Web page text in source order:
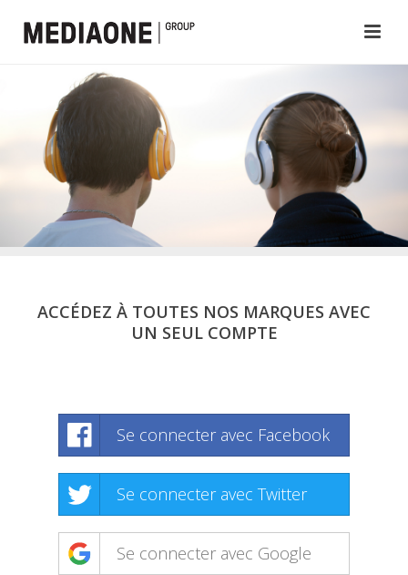
ACCÉDEZ À TOUTES NOS MARQUES AVEC
UN SEUL COMPTE
Se connecter avec Facebook
Se connecter avec Twitter
Se connecter avec Google